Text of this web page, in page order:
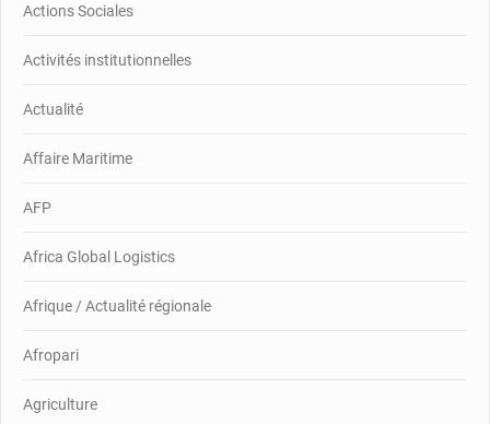
Actions Sociales
Activités institutionnelles
Actualité
Affaire Maritime
AFP
Africa Global Logistics
Afrique / Actualité régionale
Afropari
Agriculture